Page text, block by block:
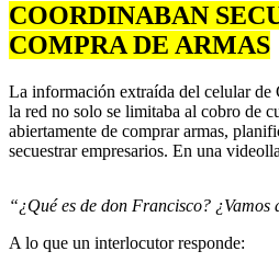
COORDINABAN
COMPRA DE ARMAS
La información extraída del celular de
la red no solo se limitaba al cobro de
abiertamente de comprar armas,
secuestrar empresarios. En una
“¿Qué es de don Francisco? ¿Vamos
A lo que un interlocutor responde: